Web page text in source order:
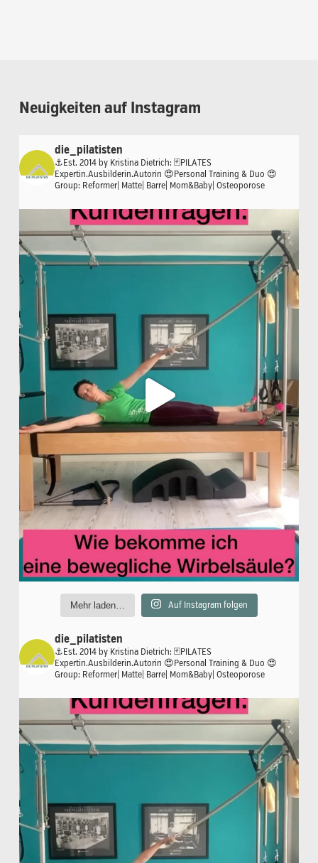
Neuigkeiten auf Instagram
die_pilatisten
⚓️Est. 2014 by Kristina Dietrich: 🃏PILATES
Expertin.Ausbilderin.Autorin 😍Personal Training & Duo 😍
Group: Reformer| Matte| Barre| Mom&Baby| Osteoporose
Mehr laden… Auf Instagram folgen
die_pilatisten
⚓️Est. 2014 by Kristina Dietrich: 🃏PILATES
Expertin.Ausbilderin.Autorin 😍Personal Training & Duo 😍
Group: Reformer| Matte| Barre| Mom&Baby| Osteoporose